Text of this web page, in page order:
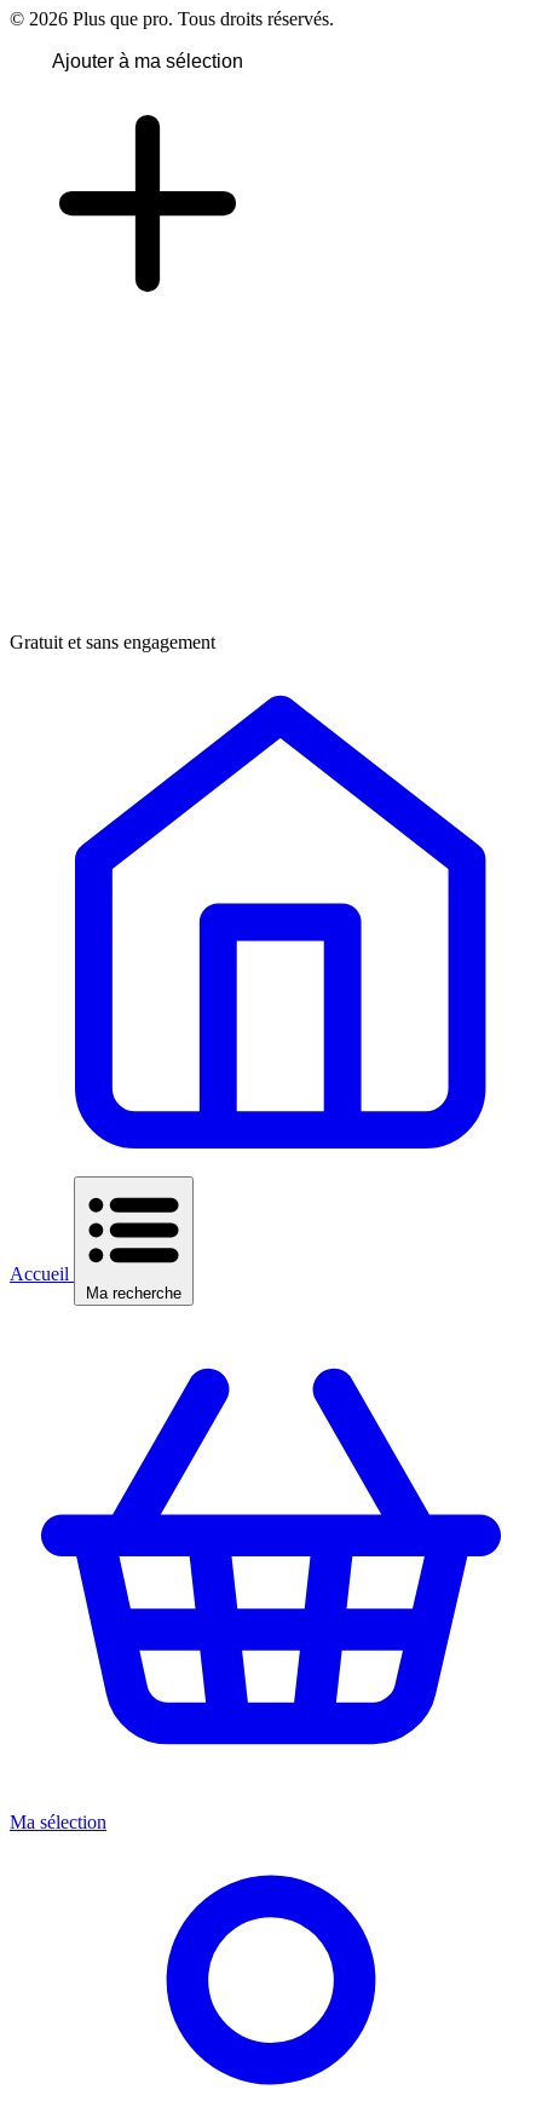
© 2026 Plus que pro. Tous droits réservés.
Ajouter à ma sélection
Gratuit et sans engagement
Accueil
Ma recherche
Ma sélection